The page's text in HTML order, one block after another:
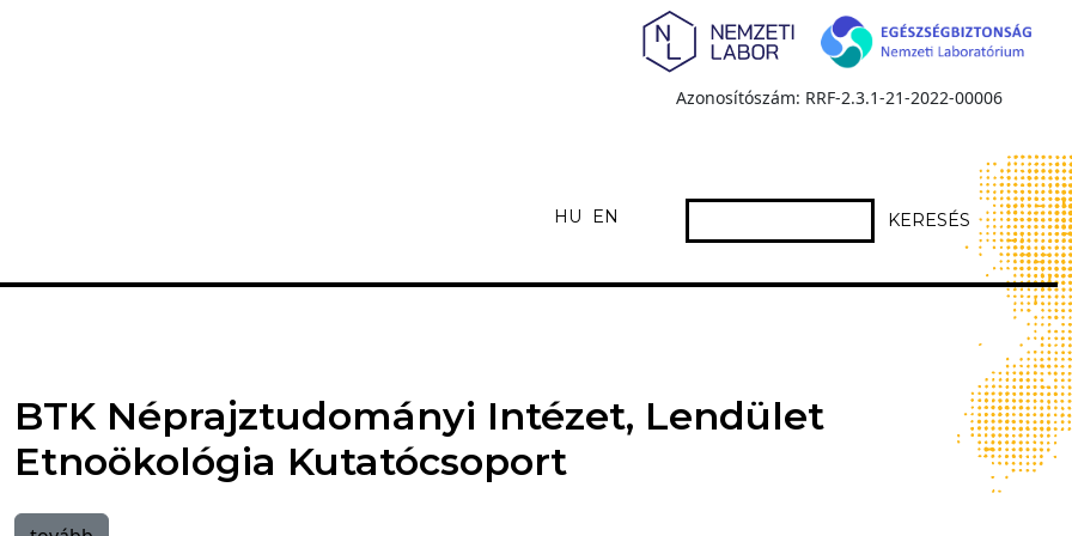
Azonosítószám: RRF-2.3.1-21-2022-00006
HU EN KERESÉS
BTK Néprajztudományi Intézet, Lendület
Etnoökológia Kutatócsoport